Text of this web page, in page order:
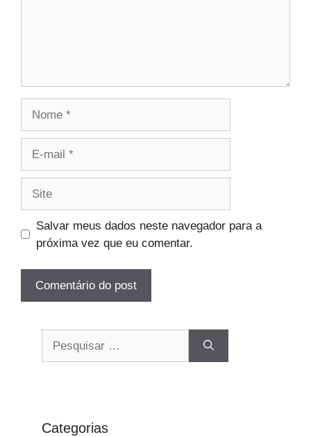
Salvar meus dados neste navegador para a
próxima vez que eu comentar.
Categorias